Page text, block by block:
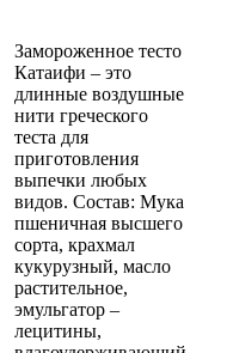
Замороженное тесто
Катаифи – это
длинные воздушные
нити греческого
теста для
приготовления
выпечки любых
видов. Состав: Мука
пшеничная высшего
сорта, крахмал
кукурузный, масло
растительное,
эмульгатор –
лецитины,